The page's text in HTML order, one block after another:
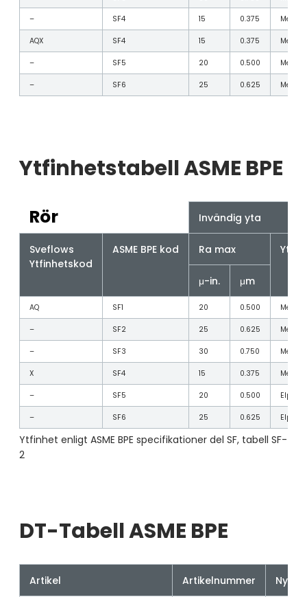
–
SF4 15 0.375
AQX
SF4 15 0.375
–
SF5 20 0.500
–
SF6 25 0.625
Ytfinhetstabell ASME BPE
Rör
Invändig yta
Sveflows
Ytfinhetskod
ASME BPE kod Ra max
μ-in.
μm
AQ SF1 20 0.500
–
SF2 25 0.625
–
SF3 30 0.750
X
SF4 15 0.375
–
SF5 20 0.500
–
SF6 25 0.625
Ytfinhet enligt ASME BPE specifikationer del SF, tabell SF-
2
DT-Tabell ASME BPE
Artikel Artikelnummer Nytt